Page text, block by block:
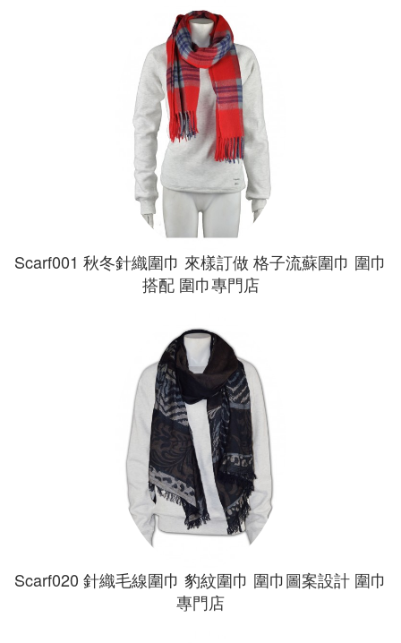
Scarf001 秋冬針織圍巾 來樣訂做 格子流蘇圍巾 圍巾
搭配 圍巾專門店
Scarf020 針織毛線圍巾 豹紋圍巾 圍巾圖案設計 圍巾
專門店